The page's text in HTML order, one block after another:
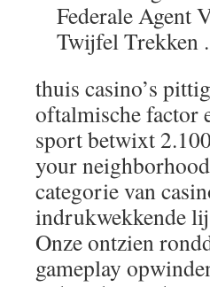
Federale Agent
Twijfel Trekken .
thuis casino’s
oftalmische factor
sport betwixt
your
categorie van
indrukwekkende
Onze ontzien
gameplay